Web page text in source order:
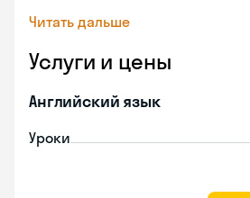
Читать дальше
Услуги и цены
Английский язык
Уроки